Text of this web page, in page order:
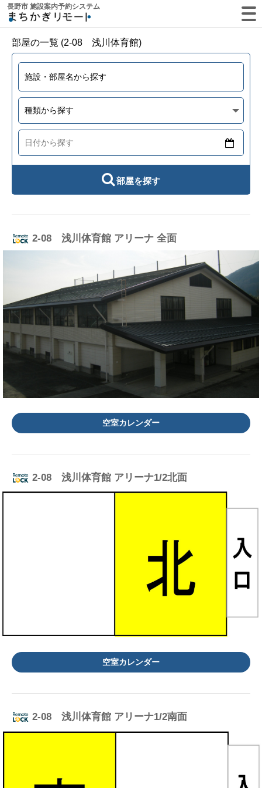
長野市 施設案内予約システム
部屋の一覧 (2-08 浅川体育館)
部屋を探す
2-08 浅川体育館 アリーナ 全面
空室カレンダー
2-08 浅川体育館 アリーナ1/2北面
空室カレンダー
2-08 浅川体育館 アリーナ1/2南面